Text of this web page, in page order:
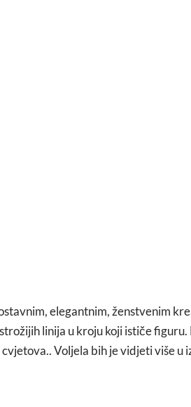
elegantnim, ženstvenim
linija u kroju koji ističe
Voljela bih je vidjeti više u